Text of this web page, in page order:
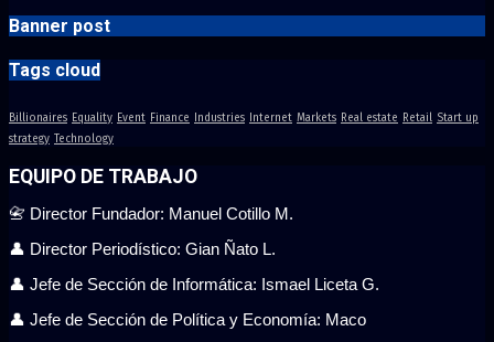
Banner post
Tags cloud
Billionaires Equality Event Finance Industries Internet Markets Real estate Retail Start up
strategy Technology
EQUIPO DE TRABAJO
📇 Director Fundador: Manuel Cotillo M.
👤 Director Periodístico: Gian Ñato L.
👤 Jefe de Sección de Informática: Ismael Liceta G.
👤 Jefe de Sección de Política y Economía: Maco